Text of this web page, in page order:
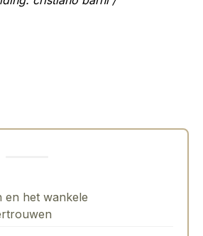
en het wankele